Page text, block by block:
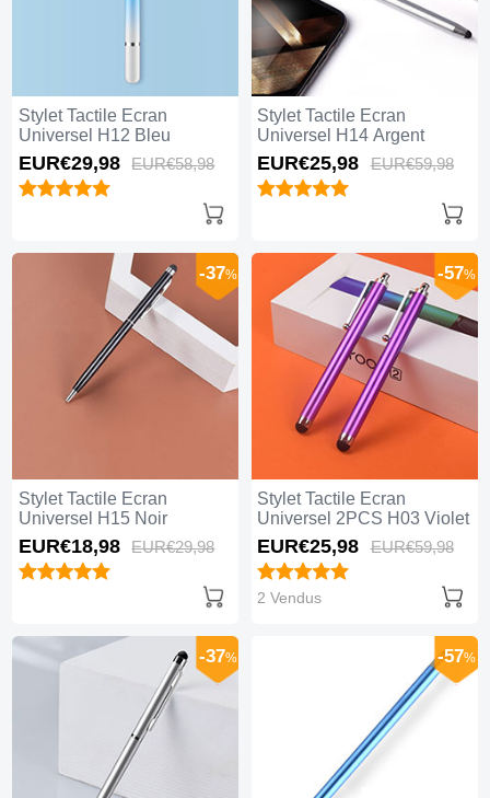
Stylet Tactile Ecran
Universel H12 Bleu
EUR€29,98 EUR€58,98
Stylet Tactile Ecran
Universel H14 Argent
EUR€25,98 EUR€59,98
Stylet Tactile Ecran
Universel H15 Noir
-37%
EUR€18,98 EUR€29,98
Stylet Tactile Ecran
Universel 2PCS H03 Violet
-57%
EUR€25,98 EUR€59,98
2 Vendus
-37% -57%